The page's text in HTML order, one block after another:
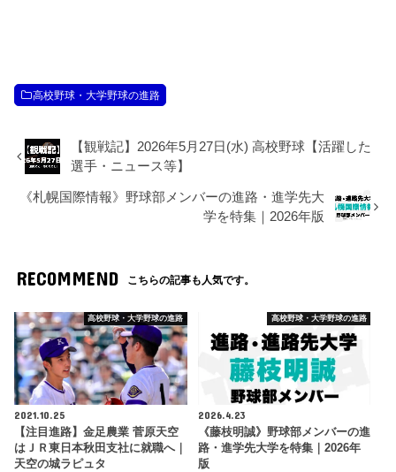
高校野球・大学野球の進路
【観戦記】2026年5月27日(水) 高校野球【活躍した
選手・ニュース等】
《札幌国際情報》野球部メンバーの進路・進学先大
学を特集｜2026年版
RECOMMEND こちらの記事も人気です。
高校野球・大学野球の進路
2021.10.25
【注目進路】金足農業 菅原天空
はＪＲ東日本秋田支社に就職へ｜
天空の城ラピュタ
高校野球・大学野球の進路
2026.4.23
《藤枝明誠》野球部メンバーの進
路・進学先大学を特集｜2026年
版